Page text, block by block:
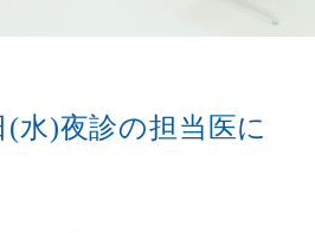
(水)夜診の担当医に